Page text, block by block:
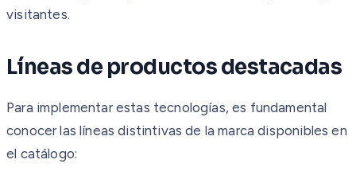
visitantes.
Líneas de productos destacadas
Para implementar estas tecnologías, es fundamental
conocer las líneas distintivas de la marca disponibles en
el catálogo: